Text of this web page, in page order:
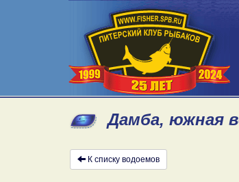
Дамба, южная
К списку водоемов